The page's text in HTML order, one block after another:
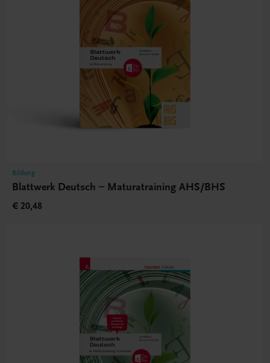
Bildung
Blattwerk Deutsch – Maturatraining AHS/BHS
€ 20,48